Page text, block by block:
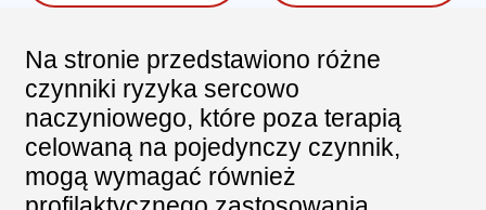
Na stronie przedstawiono różne
czynniki ryzyka sercowo
naczyniowego, które poza terapią
celowaną na pojedynczy czynnik,
mogą wymagać również